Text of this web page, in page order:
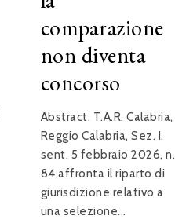
comparazione
non diventa
concorso
Abstract. T.A.R. Calabria,
Reggio Calabria, Sez. I,
sent. 5 febbraio 2026, n.
84 affronta il riparto di
giurisdizione relativo a
una selezione...